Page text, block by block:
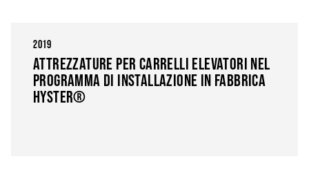
2019
ATTREZZATURE PER CARRELLI ELEVATORI NEL
PROGRAMMA DI INSTALLAZIONE IN FABBRICA
HYSTER®